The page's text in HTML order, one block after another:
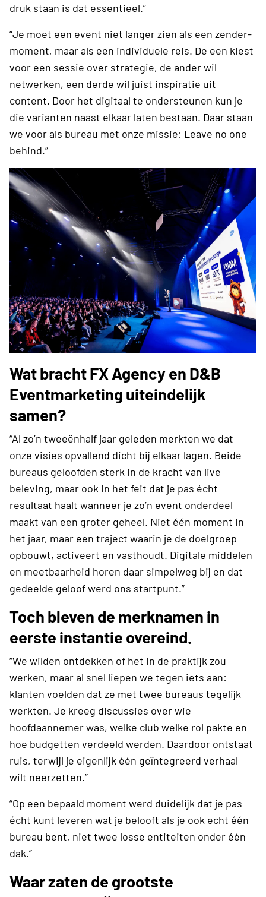
druk staan is dat essentieel.”
“Je moet een event niet langer zien als een zender-
moment, maar als een individuele reis. De een kiest
voor een sessie over strategie, de ander wil
netwerken, een derde wil juist inspiratie uit
content. Door het digitaal te ondersteunen kun je
die varianten naast elkaar laten bestaan. Daar staan
we voor als bureau met onze missie: Leave no one
behind.”
Wat bracht FX Agency en D&B
Eventmarketing uiteindelijk
samen?
“Al zo’n tweeënhalf jaar geleden merkten we dat
onze visies opvallend dicht bij elkaar lagen. Beide
bureaus geloofden sterk in de kracht van live
beleving, maar ook in het feit dat je pas écht
resultaat haalt wanneer je zo’n event onderdeel
maakt van een groter geheel. Niet één moment in
het jaar, maar een traject waarin je de doelgroep
opbouwt, activeert en vasthoudt. Digitale middelen
en meetbaarheid horen daar simpelweg bij en dat
gedeelde geloof werd ons startpunt.”
Toch bleven de merknamen in
eerste instantie overeind.
“We wilden ontdekken of het in de praktijk zou
werken, maar al snel liepen we tegen iets aan:
klanten voelden dat ze met twee bureaus tegelijk
werkten. Je kreeg discussies over wie
hoofdaannemer was, welke club welke rol pakte en
hoe budgetten verdeeld werden. Daardoor ontstaat
ruis, terwijl je eigenlijk één geïntegreerd verhaal
wilt neerzetten.”
“Op een bepaald moment werd duidelijk dat je pas
écht kunt leveren wat je belooft als je ook echt één
bureau bent, niet twee losse entiteiten onder één
dak.”
Waar zaten de grootste